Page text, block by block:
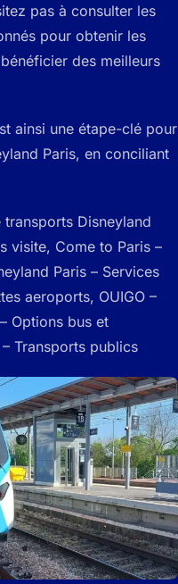
pas à consulter les
pour obtenir les
des meilleurs
ainsi une étape-clé pour
Paris, en conciliant
transports Disneyland
visite, Come to Paris –
Paris – Services
aeroports, OUIGO –
Options bus et
Transports publics